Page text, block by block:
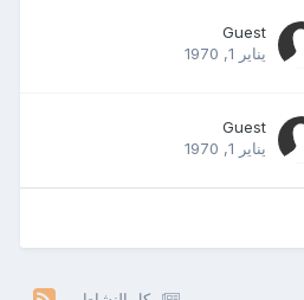
Guest
يناير 1, 1970
Guest
يناير 1, 1970